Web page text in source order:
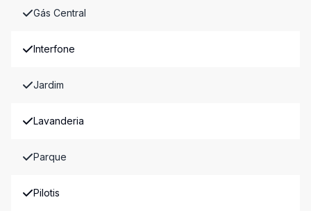
Gás Central
Interfone
Jardim
Lavanderia
Parque
Pilotis